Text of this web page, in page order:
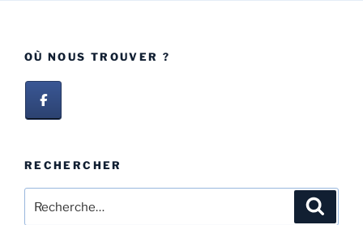
OÙ NOUS TROUVER ?
RECHERCHER